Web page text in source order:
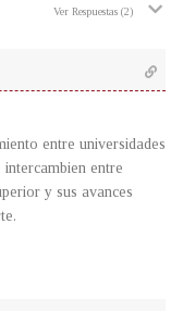
Ver Respuestas (2)
entre universidades
entre
y sus avances